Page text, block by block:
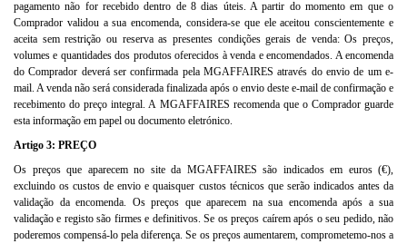
pagamento não for recebido dentro de 8 dias úteis. A partir do momento em que o
Comprador validou a sua encomenda, considera-se que ele aceitou conscientemente e
aceita sem restrição ou reserva as presentes condições gerais de venda: Os preços,
volumes e quantidades dos produtos oferecidos à venda e encomendados. A encomenda
do Comprador deverá ser confirmada pela MGAFFAIRES através do envio de um e-
mail. A venda não será considerada finalizada após o envio deste e-mail de confirmação e
recebimento do preço integral. A MGAFFAIRES recomenda que o Comprador guarde
esta informação em papel ou documento eletrónico.
Artigo 3: PREÇO
Os preços que aparecem no site da MGAFFAIRES são indicados em euros (€),
excluindo os custos de envio e quaisquer custos técnicos que serão indicados antes da
validação da encomenda. Os preços que aparecem na sua encomenda após a sua
validação e registo são firmes e definitivos. Se os preços caírem após o seu pedido, não
poderemos compensá-lo pela diferença. Se os preços aumentarem, comprometemo-nos a